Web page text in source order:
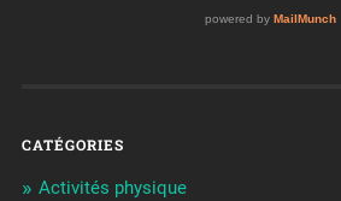
CATÉGORIES
Activités physique